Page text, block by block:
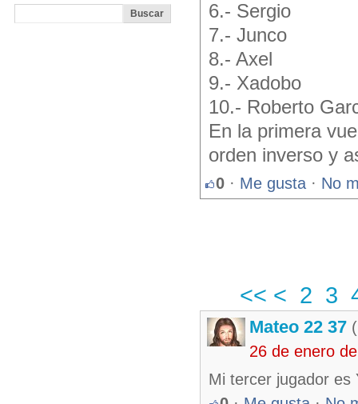
6.- Sergio
7.- Junco
8.- Axel
9.- Xadobo
10.- Roberto
En la primera
orden inverso y
0 · Me gusta · No
<< < 2 3
Mateo 22 37
26 de enero
Mi tercer jugador es